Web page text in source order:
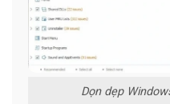
Dọn dẹp